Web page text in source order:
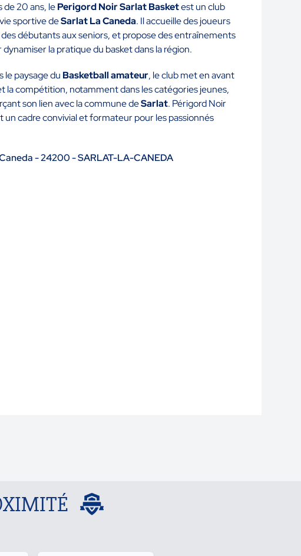
de 20 ans, lePerigord Noir Sarlat Basketest un club
sportive deSarlat La Caneda. Il accueille des joueurs
débutants aux seniors, et propose des entraînements
la pratique du basket dans la région.
le paysage du Basketball amateur, le club met en avant
la compétition, notamment dans les catégories jeunes,
son lien avec la commune deSarlat. Périgord Noir
un cadre convivial et formateur pour les passionnés
- 24200 - SARLAT-LA-CANEDA